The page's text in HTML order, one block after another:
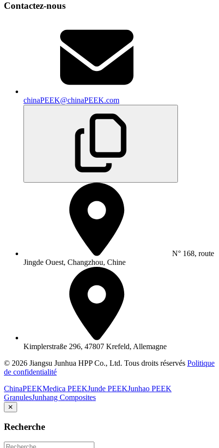
Contactez-nous
chinaPEEK@chinaPEEK.com
N° 168, route
Jingde Ouest, Changzhou, Chine
Kimplerstraße 296, 47807 Krefeld, Allemagne
© 2026 Jiangsu Junhua HPP Co., Ltd. Tous droits réservés Politique
de confidentialité
ChinaPEEKMedica PEEKJunde PEEKJunhao PEEK
GranulesJunhang Composites
✕
Recherche